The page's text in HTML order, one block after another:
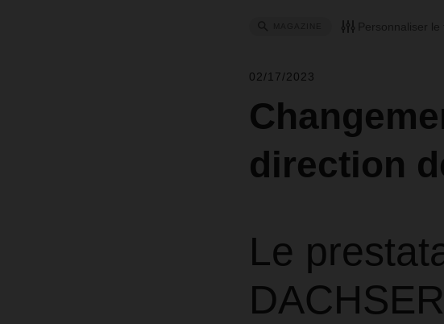
Personnaliser le
02/17/2023
direction
Le